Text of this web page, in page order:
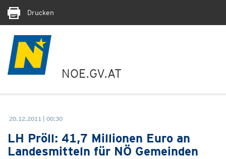
Drucken
NOE.GV.AT
20.12.2011 | 00:30
LH Pröll: 41,7 Millionen Euro an
Landesmitteln für NÖ Gemeinden